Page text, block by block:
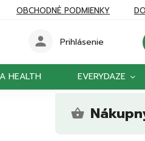
OBCHODNÉ PODMIENKY
Prihlásenie
HEALTH EVERYDAZE